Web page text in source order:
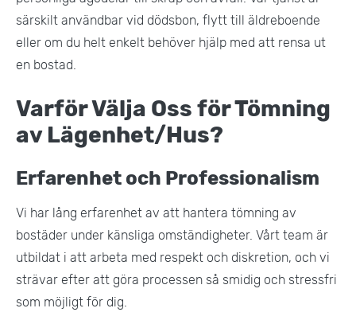
särskilt användbar vid dödsbon, flytt till äldreboende
eller om du helt enkelt behöver hjälp med att rensa ut
en bostad​.
Varför Välja Oss för Tömning
av Lägenhet/Hus?
Erfarenhet och Professionalism
Vi har lång erfarenhet av att hantera tömning av
bostäder under känsliga omständigheter. Vårt team är
utbildat i att arbeta med respekt och diskretion, och vi
strävar efter att göra processen så smidig och stressfri
som möjligt för dig​.